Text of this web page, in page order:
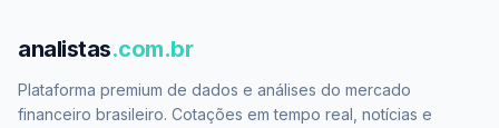
analistas.com.br
Plataforma premium de dados e análises do mercado
financeiro brasileiro. Cotações em tempo real, notícias e